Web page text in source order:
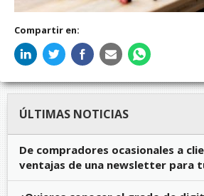
Compartir en:
ÚLTIMAS NOTICIAS
De compradores ocasionales a
ventajas de una newsletter para